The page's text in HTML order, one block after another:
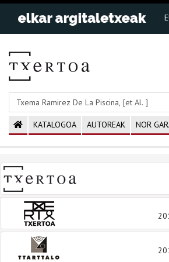
KATALOGOA AUTOREAK NOR